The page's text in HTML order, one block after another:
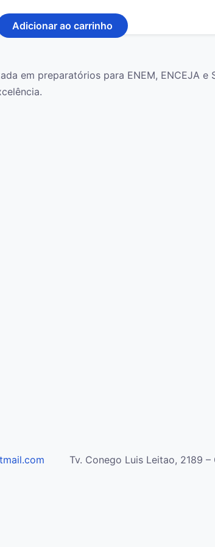
Adicionar ao carrinho
em preparatórios para ENEM, ENCEJA
Tv. Conego Luis Leitao, 2189